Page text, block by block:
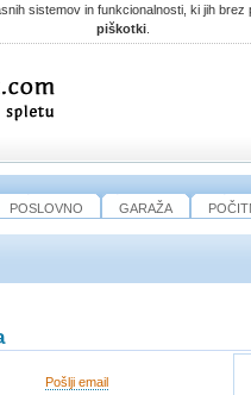
sistemov in funkcionalnosti, ki jih
piškotki
POSLOVNO GARAŽA
Pošlji email